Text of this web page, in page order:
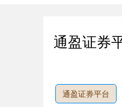
通盈证券
通盈证券平台